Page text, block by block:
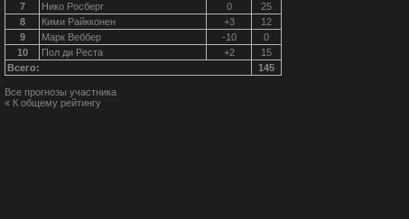
7
Нико Росберг 0
25
8
Кими Райкконен +3
12
9
Марк Веббер -10
0
10
Пол ди Реста +2
15
Всего:
145
Все прогнозы участника
« К общему рейтингу